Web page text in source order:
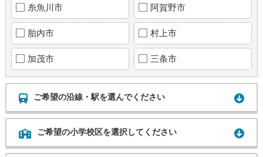
糸魚川市 阿賀野市
胎内市 村上市
加茂市 三条市
ご希望の沿線・駅を選んでください
ご希望の小学校区を選択してください